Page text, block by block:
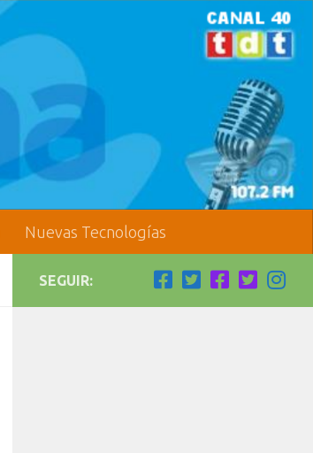
Nuevas Tecnologías
SEGUIR: